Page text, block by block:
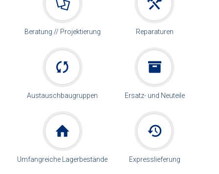
Beratung // Projektierung Reparaturen
Austauschbaugruppen Ersatz- und Neuteile
Umfangreiche Lagerbestände Expresslieferung